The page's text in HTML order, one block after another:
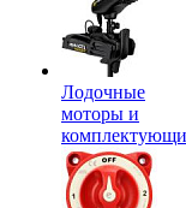
Лодочные
моторы и